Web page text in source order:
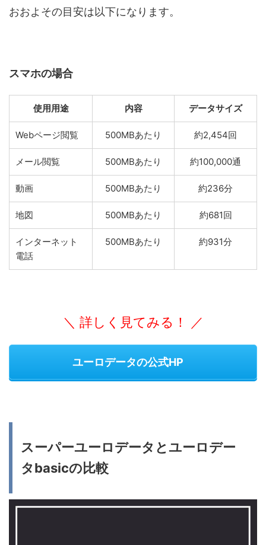
おおよその目安は以下になります。
スマホの場合
使用用途 内容 データサイズ
Webページ閲覧 500MBあたり 約2,454回
メール閲覧 500MBあたり 約100,000通
動画 500MBあたり 約236分
地図 500MBあたり 約681回
インターネット
電話
500MBあたり 約931分
＼ 詳しく見てみる！ ／
ユーロデータの公式HP
スーパーユーロデータとユーロデー
タbasicの比較